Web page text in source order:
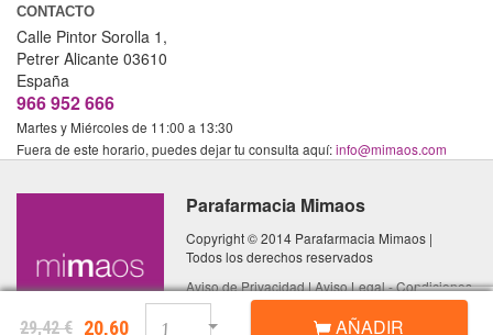
29,42 € 20,60 AÑADIR
CONTACTO
Calle Pintor Sorolla 1,
Petrer Alicante 03610
España
966 952 666
Martes y Miércoles de 11:00 a 13:30
Fuera de este horario, puedes dejar tu consulta aquí:info@mimaos.com
Parafarmacia Mimaos
Copyright © 2014 Parafarmacia Mimaos |
Todos los derechos reservados
Aviso de Privacidad|Aviso Legal - Condiciones
de Uso
Política de Cookies